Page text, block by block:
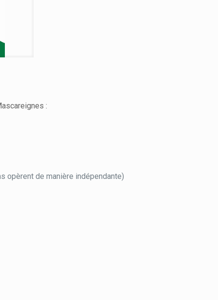
:
opèrent de manière indépendante)